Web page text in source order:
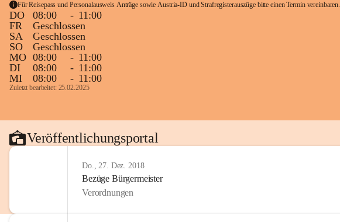
Für Reisepass und Personalausweis Anträge sowie Austria-ID und Strafregisterauszüge bitte einen Termin vereinbaren.
DO 08:00 - 11:00
FR
Geschlossen
SA
Geschlossen
SO
Geschlossen
MO 08:00 - 11:00
DI
08:00 - 11:00
MI
08:00 - 11:00
Zuletzt bearbeitet: 25.02.2025
Veröffentlichungsportal
Do., 27. Dez. 2018
Bezüge Bürgermeister
Verordnungen